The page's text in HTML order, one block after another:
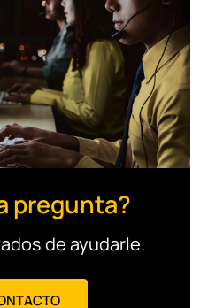
pregunta?
de ayudarle.